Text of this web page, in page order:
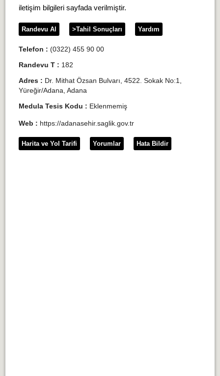
iletişim bilgileri sayfada verilmiştir.
Randevu Al >Tahil Sonuçları Yardım
Telefon : (0322) 455 90 00
Randevu T : 182
Adres : Dr. Mithat Özsan Bulvarı, 4522. Sokak No:1,
Yüreğir/Adana, Adana
Medula Tesis Kodu : Eklenmemiş
Web : https://adanasehir.saglik.gov.tr
Harita ve Yol Tarifi Yorumlar Hata Bildir